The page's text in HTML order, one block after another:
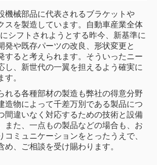
機械部品に代表されるブラケットや
スを製造しています。自動車産業全体
シフトされようとする昨今、新基準に
発や既存パーツの改良、形状変更と
すると考えられます。そういったニー
し、新世代の一翼を担えるよう確実に
す。
れる各種部材の製造も弊社の得意分野
造物によって千差万別である製品につ
間違いなく対応するための技術と設備
また、一点もの製品などの場合も、お
コミュニケーションをとったうえで、
め、ご相談を受け賜わります。